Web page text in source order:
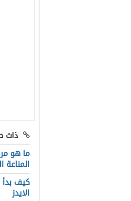
ذات
ما هو
المناعة
كيف
الايدز